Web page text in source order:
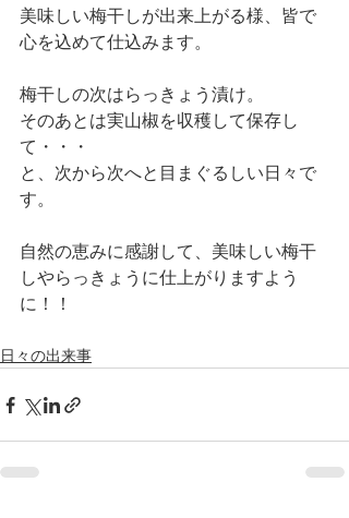
美味しい梅干しが出来上がる様、皆で
心を込めて仕込みます。
梅干しの次はらっきょう漬け。
そのあとは実山椒を収穫して保存し
て・・・
と、次から次へと目まぐるしい日々で
す。
自然の恵みに感謝して、美味しい梅干
しやらっきょうに仕上がりますよう
に！！
日々の出来事